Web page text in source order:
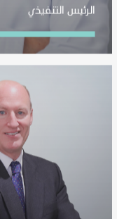
الرئيس التنفيذي